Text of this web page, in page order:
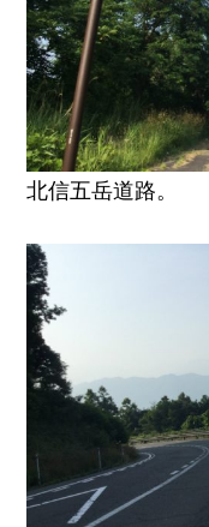
北信五岳道路。